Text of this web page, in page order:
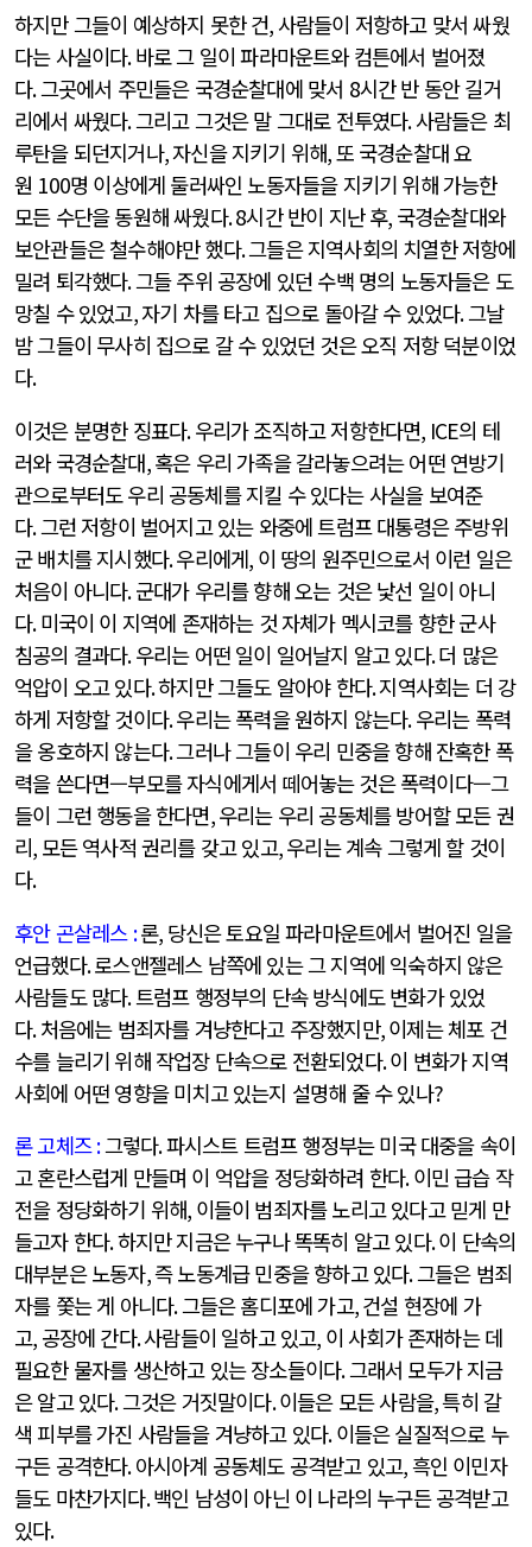
하지만 그들이 예상하지 못한 건,사람들이 저항하고 맞서 싸웠
다는 사실이다.바로 그 일이 파라마운트와 컴튼에서 벌어졌
다.그곳에서 주민들은 국경순찰대에 맞서 8시간 반 동안 길거
리에서 싸웠다.그리고 그것은 말 그대로 전투였다.사람들은 최
루탄을 되던지거나,자신을 지키기 위해,또 국경순찰대 요
원 100명 이상에게 둘러싸인 노동자들을 지키기 위해 가능한
모든 수단을 동원해 싸웠다. 8시간 반이 지난 후, 국경순찰대와
보안관들은 철수해야만 했다.그들은 지역사회의 치열한 저항에
밀려 퇴각했다.그들 주위 공장에 있던 수백 명의 노동자들은 도
망칠 수 있었고,자기 차를 타고 집으로 돌아갈 수 있었다.그날
밤 그들이 무사히 집으로 갈 수 있었던 것은 오직 저항 덕분이었
다.
이것은 분명한 징표다.우리가 조직하고 저항한다면, ICE의 테
러와 국경순찰대,혹은 우리 가족을 갈라놓으려는 어떤 연방기
관으로부터도 우리 공동체를 지킬 수 있다는 사실을 보여준
다.그런 저항이 벌어지고 있는 와중에 트럼프 대통령은 주방위
군 배치를 지시했다.우리에게, 이 땅의 원주민으로서 이런 일은
처음이 아니다.군대가 우리를 향해 오는 것은 낯선 일이 아니
다.미국이 이 지역에 존재하는 것 자체가 멕시코를 향한 군사
침공의 결과다.우리는 어떤 일이 일어날지 알고 있다.더 많은
억압이 오고 있다.하지만 그들도 알아야 한다.지역사회는 더 강
하게 저항할 것이다.우리는 폭력을 원하지 않는다.우리는 폭력
을 옹호하지 않는다.그러나 그들이 우리 민중을 향해 잔혹한 폭
력을 쓴다면—부모를 자식에게서 떼어놓는 것은 폭력이다—그
들이 그런 행동을 한다면,우리는 우리 공동체를 방어할 모든 권
리, 모든 역사적 권리를 갖고 있고,우리는 계속 그렇게 할 것이
다.
후안 곤살레스 :론, 당신은 토요일 파라마운트에서 벌어진 일을
언급했다.로스앤젤레스 남쪽에 있는 그 지역에 익숙하지 않은
사람들도 많다.트럼프 행정부의 단속 방식에도 변화가 있었
다.처음에는 범죄자를 겨냥한다고 주장했지만,이제는 체포 건
수를 늘리기 위해 작업장 단속으로 전환되었다.이 변화가 지역
사회에 어떤 영향을 미치고 있는지 설명해 줄 수 있나?
론 고체즈:그렇다.파시스트 트럼프 행정부는 미국 대중을 속이
고 혼란스럽게 만들며 이 억압을 정당화하려 한다.이민 급습 작
전을 정당화하기 위해, 이들이 범죄자를 노리고 있다고 믿게 만
들고자 한다.하지만 지금은 누구나 똑똑히 알고 있다.이 단속의
대부분은 노동자,즉 노동계급 민중을 향하고 있다.그들은 범죄
자를 쫓는 게 아니다.그들은 홈디포에 가고,건설 현장에 가
고, 공장에 간다.사람들이 일하고 있고, 이 사회가 존재하는 데
필요한 물자를 생산하고 있는 장소들이다.그래서 모두가 지금
은 알고 있다.그것은 거짓말이다.이들은 모든 사람을,특히 갈
색 피부를 가진 사람들을 겨냥하고 있다.이들은 실질적으로 누
구든 공격한다.아시아계 공동체도 공격받고 있고,흑인 이민자
들도 마찬가지다.백인 남성이 아닌 이 나라의 누구든 공격받고
있다.